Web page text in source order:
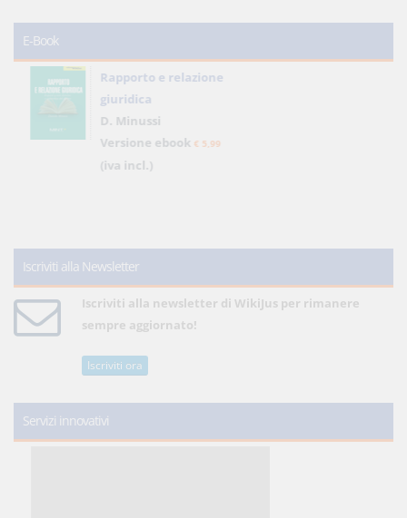
E-Book
Rapporto e relazione
giuridica
D. Minussi
Versione ebook € 5,99
(iva incl.)
Iscriviti alla Newsletter
Iscriviti alla newsletter di WikiJus per rimanere
sempre aggiornato!
Iscriviti ora
Servizi innovativi